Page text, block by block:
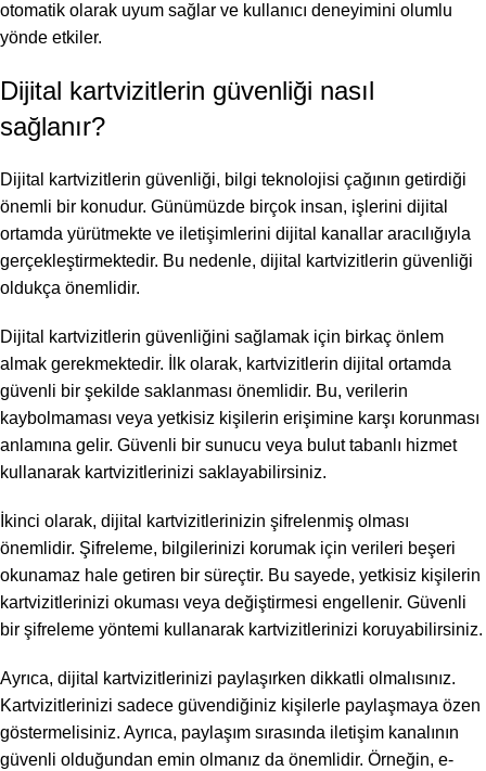
otomatik olarak uyum sağlar ve kullanıcı deneyimini olumlu
yönde etkiler.
Dijital kartvizitlerin güvenliği nasıl
sağlanır?
Dijital kartvizitlerin güvenliği, bilgi teknolojisi çağının getirdiği
önemli bir konudur. Günümüzde birçok insan, işlerini dijital
ortamda yürütmekte ve iletişimlerini dijital kanallar aracılığıyla
gerçekleştirmektedir. Bu nedenle, dijital kartvizitlerin güvenliği
oldukça önemlidir.
Dijital kartvizitlerin güvenliğini sağlamak için birkaç önlem
almak gerekmektedir. İlk olarak, kartvizitlerin dijital ortamda
güvenli bir şekilde saklanması önemlidir. Bu, verilerin
kaybolmaması veya yetkisiz kişilerin erişimine karşı korunması
anlamına gelir. Güvenli bir sunucu veya bulut tabanlı hizmet
kullanarak kartvizitlerinizi saklayabilirsiniz.
İkinci olarak, dijital kartvizitlerinizin şifrelenmiş olması
önemlidir. Şifreleme, bilgilerinizi korumak için verileri beşeri
okunamaz hale getiren bir süreçtir. Bu sayede, yetkisiz kişilerin
kartvizitlerinizi okuması veya değiştirmesi engellenir. Güvenli
bir şifreleme yöntemi kullanarak kartvizitlerinizi koruyabilirsiniz.
Ayrıca, dijital kartvizitlerinizi paylaşırken dikkatli olmalısınız.
Kartvizitlerinizi sadece güvendiğiniz kişilerle paylaşmaya özen
göstermelisiniz. Ayrıca, paylaşım sırasında iletişim kanalının
güvenli olduğundan emin olmanız da önemlidir. Örneğin, e-